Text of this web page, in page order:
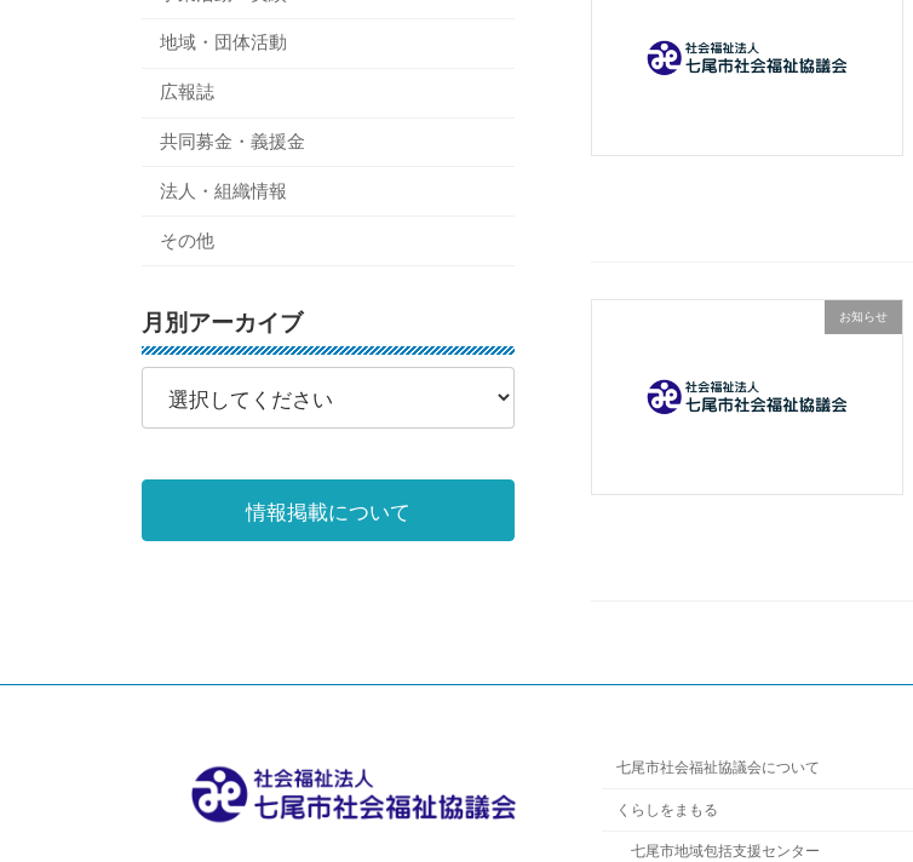
お知らせ
地域・団体活動
広報誌
共同募金・義援金
法人・組織情報
その他
月別アーカイブ
情報掲載について
七尾市社会福祉協議会について
くらしをまもる
七尾市地域包括支援センター